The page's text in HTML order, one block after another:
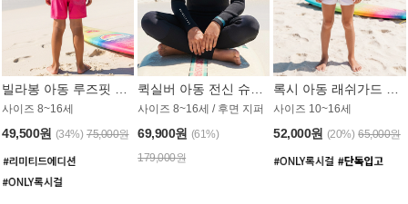
사이즈 8~16세
49,500원 (34%) 75,000원
사이즈 8~16세 / 후면 지퍼
69,900원 (61%)
179,000원
사이즈 10~16세
52,000원 (20%) 65,000원